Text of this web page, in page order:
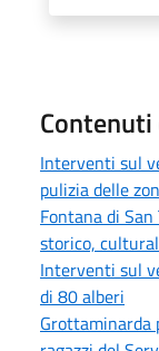
Interventi sul
pulizia delle
Fontana di
storico,
Interventi sul
di 80 alberi
Grottaminarda